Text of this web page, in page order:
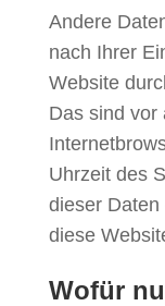
Andere
nach Ihrer
Website
Das sind vor
Uhrzeit des
dieser
diese
Wofür